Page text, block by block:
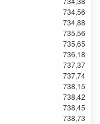
734,56
734,88
735,56
735,65
736,18
737,37
737,74
738,15
738,42
738,45
738,73